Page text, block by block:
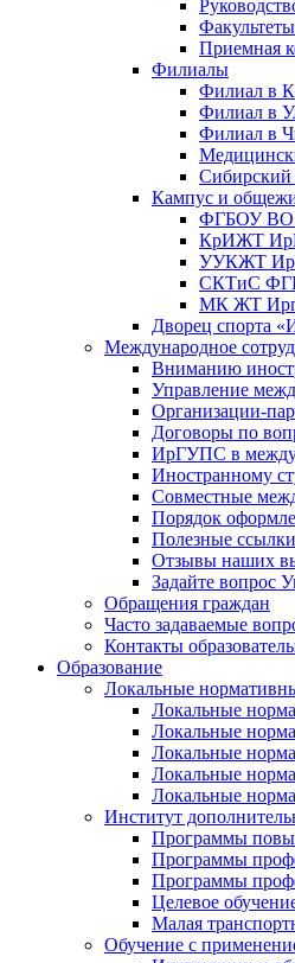
Приемная
Филиалы
Филиал в
Филиал в
Филиал в
Сибирский
Кампус и
ФГБОУ
КрИЖТ
УУКЖТ
СКТиС
МК ЖТ
Дворец спорта
Международное
Вниманию
Управление
Организации-
Договоры по
ИрГУПС в
Иностранному
Совместные
Порядок
Полезные ссылки
Отзывы наших
Задайте вопрос
Обращения граждан
Часто задаваемые
Контакты
Образование
Локальные
Локальные
Локальные
Локальные
Локальные
Локальные
Институт
Программы
Программы
Программы
Целевое
Малая
Обучение с